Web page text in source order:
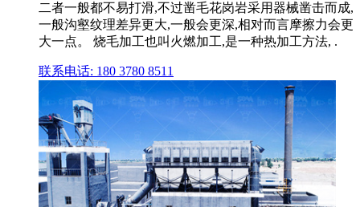
二者一般都不易打滑,不过凿毛花岗岩采用器械凿击而成,
一般沟壑纹理差异更大,一般会更深,相对而言摩擦力会更
大一点。 烧毛加工也叫火燃加工,是一种热加工方法, .
联系电话: 180 3780 8511